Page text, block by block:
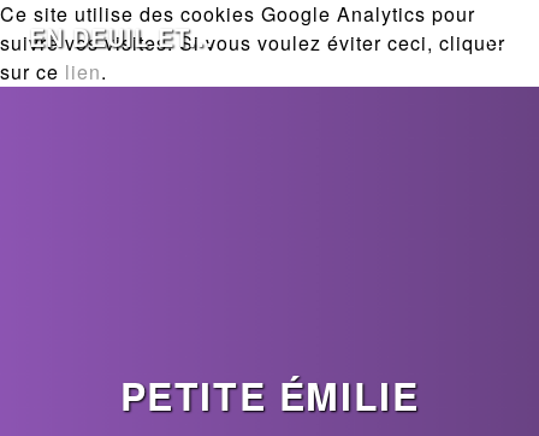
Ce site utilise des cookies Google Analytics pour
suivre vos visites. Si vous voulez éviter ceci, cliquer
sur ce lien.
EN DEUIL ET...
PETITE ÉMILIE